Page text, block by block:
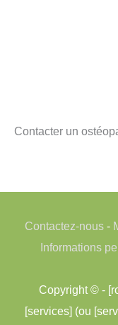
Contacter un
Contactez-nous-
Informations
Copyright © -
[services] (ou